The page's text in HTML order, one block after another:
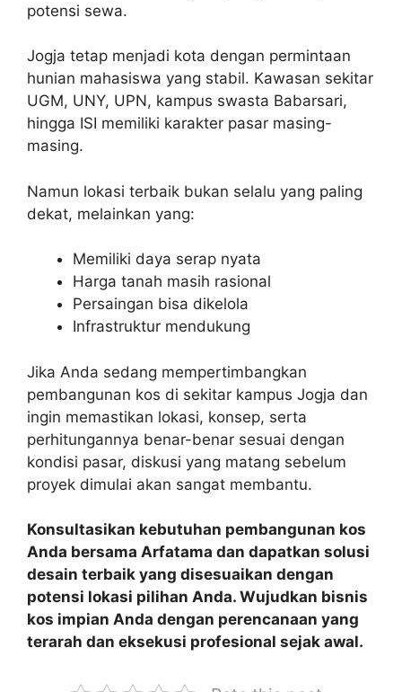
potensi sewa.
Jogja tetap menjadi kota dengan permintaan
hunian mahasiswa yang stabil. Kawasan sekitar
UGM, UNY, UPN, kampus swasta Babarsari,
hingga ISI memiliki karakter pasar masing-
masing.
Namun lokasi terbaik bukan selalu yang paling
dekat, melainkan yang:
Memiliki daya serap nyata
Harga tanah masih rasional
Persaingan bisa dikelola
Infrastruktur mendukung
Jika Anda sedang mempertimbangkan
pembangunan kos di sekitar kampus Jogja dan
ingin memastikan lokasi, konsep, serta
perhitungannya benar-benar sesuai dengan
kondisi pasar, diskusi yang matang sebelum
proyek dimulai akan sangat membantu.
Konsultasikan kebutuhan pembangunan kos
Anda bersama Arfatama dan dapatkan solusi
desain terbaik yang disesuaikan dengan
potensi lokasi pilihan Anda. Wujudkan bisnis
kos impian Anda dengan perencanaan yang
terarah dan eksekusi profesional sejak awal.